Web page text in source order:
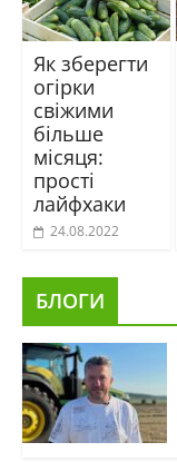
Як зберегти
огірки
свіжими
більше
місяця:
прості
лайфхаки
24.08.2022
БЛОГИ